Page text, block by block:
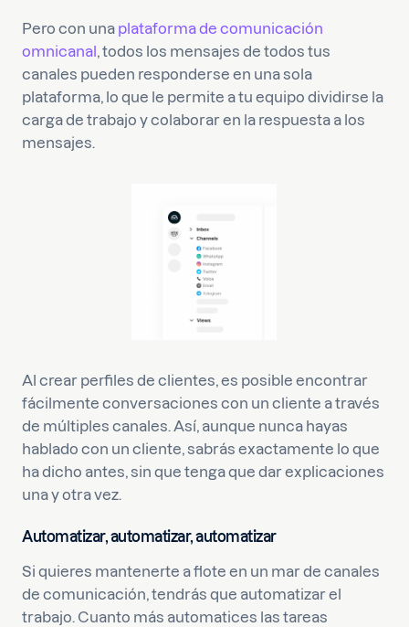
Pero con una plataforma de comunicación
omnicanal, todos los mensajes de todos tus
canales pueden responderse en una sola
plataforma, lo que le permite a tu equipo dividirse la
carga de trabajo y colaborar en la respuesta a los
mensajes.
Al crear perfiles de clientes, es posible encontrar
fácilmente conversaciones con un cliente a través
de múltiples canales. Así, aunque nunca hayas
hablado con un cliente, sabrás exactamente lo que
ha dicho antes, sin que tenga que dar explicaciones
una y otra vez.
Automatizar, automatizar, automatizar
Si quieres mantenerte a flote en un mar de canales
de comunicación, tendrás que automatizar el
trabajo. Cuanto más automatices las tareas